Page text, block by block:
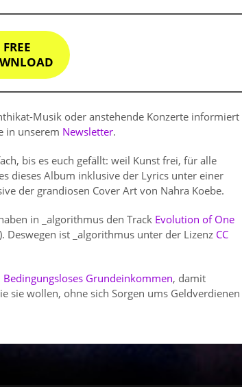
FREE
Musik oder anstehende Konzerte informiert
in unserem Newsletter.
bis es euch gefällt: weil Kunst frei, für alle
dieses Album inklusive der Lyrics unter einer
der grandiosen Cover Art von Nahra Koebe.
in _algorithmus den Track Evolution of One
Deswegen ist _algorithmus unter der Lizenz CC
Bedingungsloses Grundeinkommen, damit
sie wollen, ohne sich Sorgen ums Geldverdienen